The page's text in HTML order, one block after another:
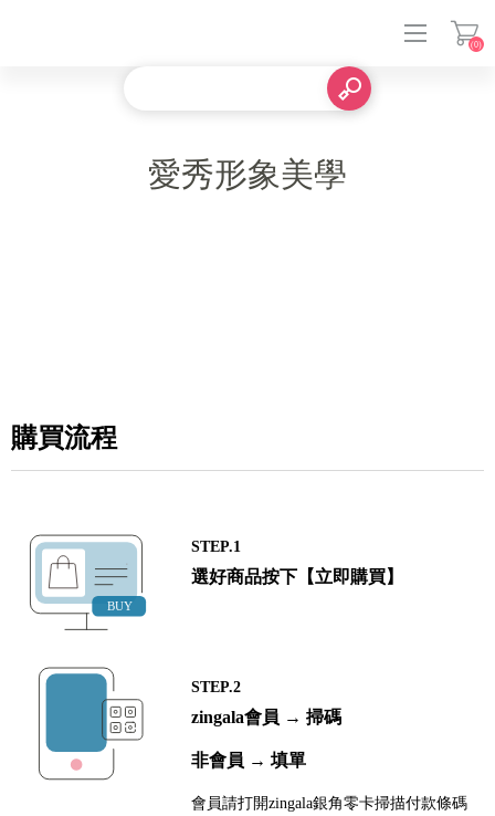
(0)
愛秀形象美學
購買流程
STEP.1
選好商品按下【立即購買】
STEP.2
zingala會員 → 掃碼
非會員 → 填單
會員請打開zingala銀角零卡掃描付款條碼